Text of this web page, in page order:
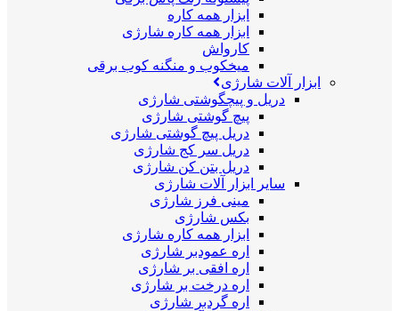
ابزار همه کاره
ابزار همه کاره شارژی
کارواش
میخکوب و منگنه کوب برقی
ابزار آلات شارژی
دریل و پیچگوشتی شارژی
پیچ گوشتی شارژی
دریل پیچ گوشتی شارژی
دریل سر کج شارژی
دریل بتن کن شارژی
سایر ابزار آلات شارژی
مینی فرز شارژی
بکس شارژی
ابزار همه کاره شارژی
اره عمودبر شارژی
اره افقی بر شارژی
اره درخت بر شارژی
اره گردبر شارژی